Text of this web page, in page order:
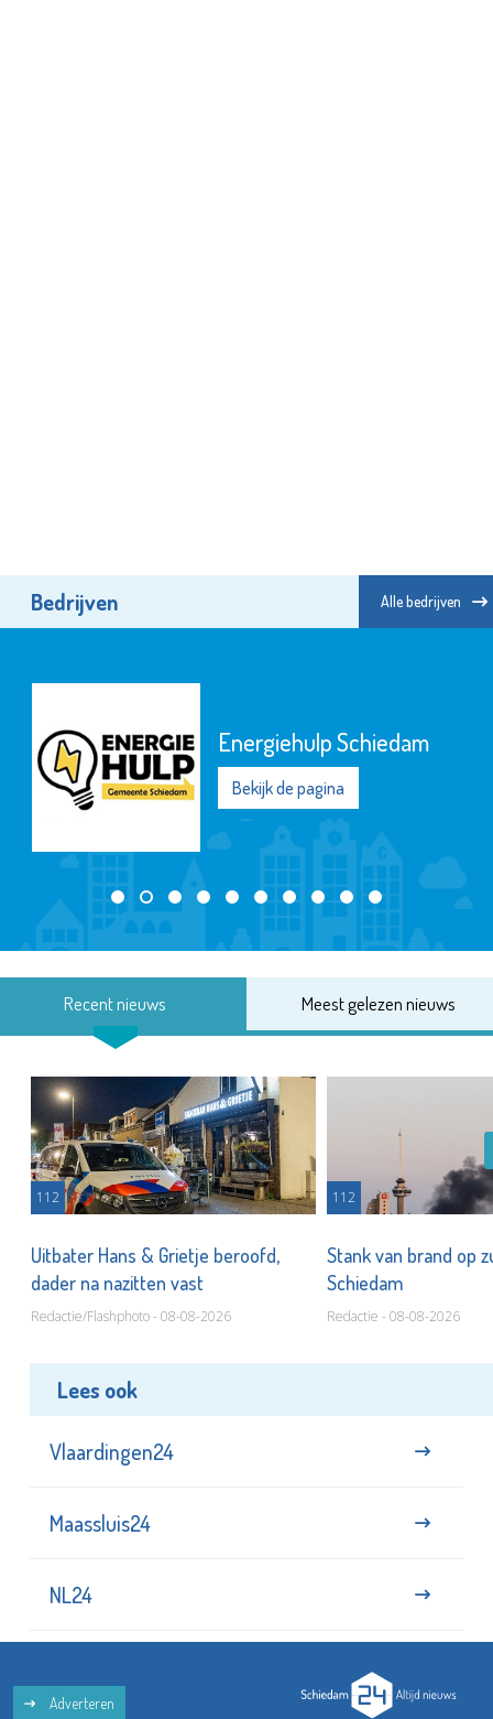
Bedrijven Alle bedrijven
Energiehulp Schiedam
Bekijk de pagina
Recent nieuws Meest gelezen nieuws
112
Uitbater Hans & Grietje beroofd,
dader na nazitten vast
Redactie/Flashphoto - 08-08-2026
112
Stank van brand op
Schiedam
Redactie - 08-08-2026
Lees ook
Vlaardingen24
Maassluis24
NL24
Adverteren